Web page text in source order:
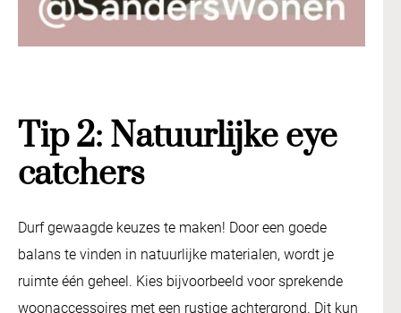
Tip 2: Natuurlijke eye
catchers
Durf gewaagde keuzes te maken! Door een goede
balans te vinden in natuurlijke materialen, wordt je
ruimte één geheel. Kies bijvoorbeeld voor sprekende
woonaccessoires met een rustige achtergrond. Dit kun